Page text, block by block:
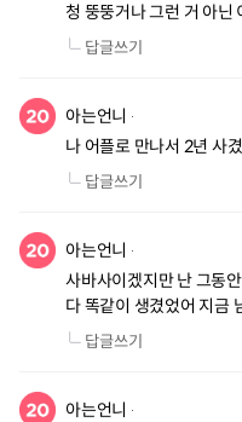
청 뚱뚱거나 그런 거 아닌
답글쓰기
아는언니
나 어플로 만나서 2년 사
답글쓰기
아는언니
사바사이겠지만 난 그동
다 똑같이 생겼었어 지금
답글쓰기
아는언니